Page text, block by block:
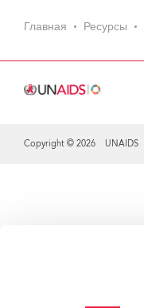
Главная Ресурсы
Copyright © 2026 UNAIDS